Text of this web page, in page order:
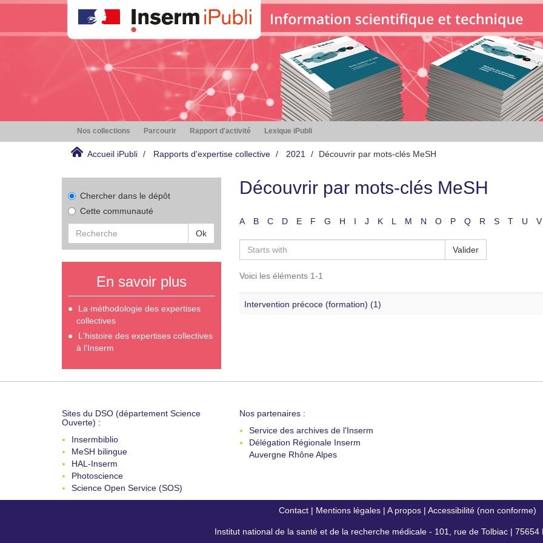
Nos collections Parcourir Rapport d'activité Lexique iPubli
Accueil iPubli Rapports d'expertise collective 2021 Découvrir par mots-clés MeSH
Chercher dans le dépôt
Cette communauté
Ok
En savoir plus
La méthodologie des expertises
collectives
L'histoire des expertises collectives
à l'Inserm
Découvrir par mots-clés MeSH
A B C D E F G H I J K L M N O P Q R S T U V
Valider
Voici les éléments 1-1
Intervention précoce (formation) (1)
Sites du DSO (département Science
Ouverte) :
Insermbiblio
MeSH bilingue
HAL-Inserm
Photoscience
Science Open Service (SOS)
Nos partenaires :
Service des archives de l'Inserm
Délégation Régionale Inserm
Auvergne Rhône Alpes
Contact| Mentions légales| A propos| Accessibilité (non conforme)
Institut national de la santé et de la recherche médicale - 101, rue de Tolbiac | 75654